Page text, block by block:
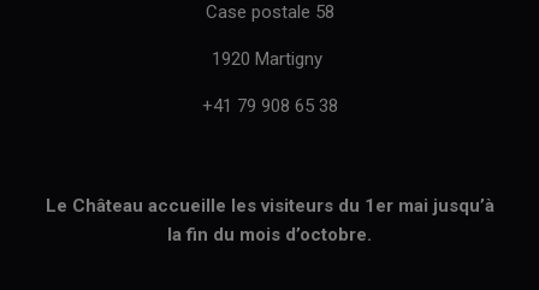
Case postale 58
1920 Martigny
+41 79 908 65 38
Le Château accueille les visiteurs du 1er mai jusqu’à
la fin du mois d’octobre.